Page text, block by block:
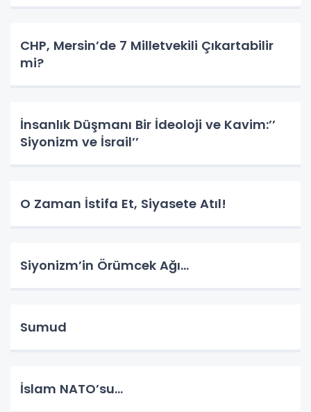
CHP, Mersin’de 7 Milletvekili Çıkartabilir
mi?
İnsanlık Düşmanı Bir İdeoloji ve Kavim:’’
Siyonizm ve İsrail’’
O Zaman İstifa Et, Siyasete Atıl!
Siyonizm’in Örümcek Ağı…
Sumud
İslam NATO’su…